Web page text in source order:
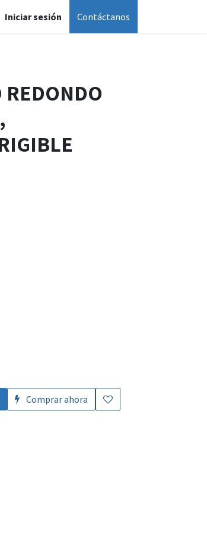
Iniciar sesión Contáctanos
Comprar ahora